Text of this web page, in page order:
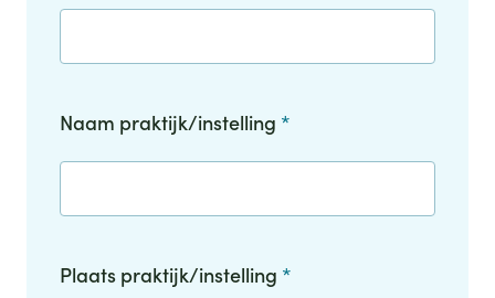
Naam praktijk/instelling *
Plaats praktijk/instelling *